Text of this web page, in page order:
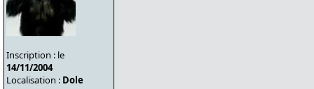
Inscription : le
14/11/2004
Localisation : Dole